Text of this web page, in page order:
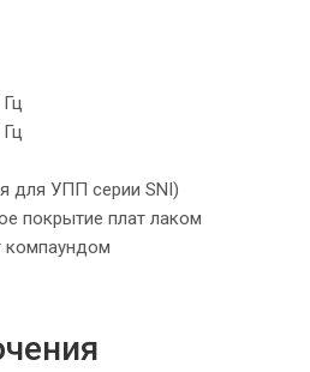
для УПП серии SNI)
покрытие плат лаком
компаундом